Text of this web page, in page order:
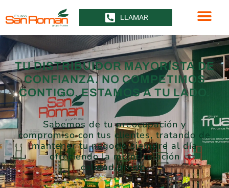
LLAMAR
TU DISTRIBUIDOR MAYORISTA DE
CONFIANZA. NO COMPETIMOS
CONTIGO, ESTAMOS A TU LADO.
Sabemos de tu preocupación y
compromiso con tus clientes, tratando de
mantener tu negocio siempre al día
ofreciendo la mejor relación
calidad/precio.